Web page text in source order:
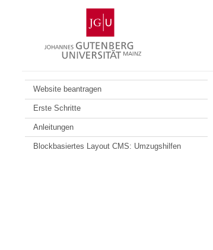
Gutenberg-
Universität
Mainz
Website beantragen
Erste Schritte
Anleitungen
Blockbasiertes Layout CMS: Umzugshilfen